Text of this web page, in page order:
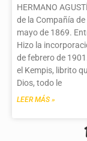
HERMANO
de la Compañía
mayo de 1869.
Hizo la
de febrero de
el Kempis, librito
Dios, todo le
LEER MÁS »